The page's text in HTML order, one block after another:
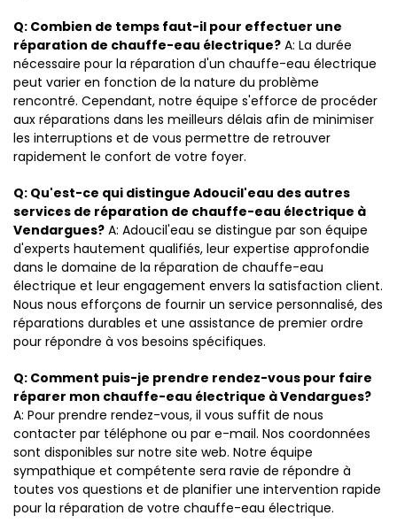
Q: Combien de temps faut-il pour effectuer une
réparation de chauffe-eau électrique? A: La durée
nécessaire pour la réparation d'un chauffe-eau électrique
peut varier en fonction de la nature du problème
rencontré. Cependant, notre équipe s'efforce de procéder
aux réparations dans les meilleurs délais afin de minimiser
les interruptions et de vous permettre de retrouver
rapidement le confort de votre foyer.
Q: Qu'est-ce qui distingue Adoucil'eau des autres
services de réparation de chauffe-eau électrique à
Vendargues? A: Adoucil'eau se distingue par son équipe
d'experts hautement qualifiés, leur expertise approfondie
dans le domaine de la réparation de chauffe-eau
électrique et leur engagement envers la satisfaction client.
Nous nous efforçons de fournir un service personnalisé, des
réparations durables et une assistance de premier ordre
pour répondre à vos besoins spécifiques.
Q: Comment puis-je prendre rendez-vous pour faire
réparer mon chauffe-eau électrique à Vendargues?
A: Pour prendre rendez-vous, il vous suffit de nous
contacter par téléphone ou par e-mail. Nos coordonnées
sont disponibles sur notre site web. Notre équipe
sympathique et compétente sera ravie de répondre à
toutes vos questions et de planifier une intervention rapide
pour la réparation de votre chauffe-eau électrique.